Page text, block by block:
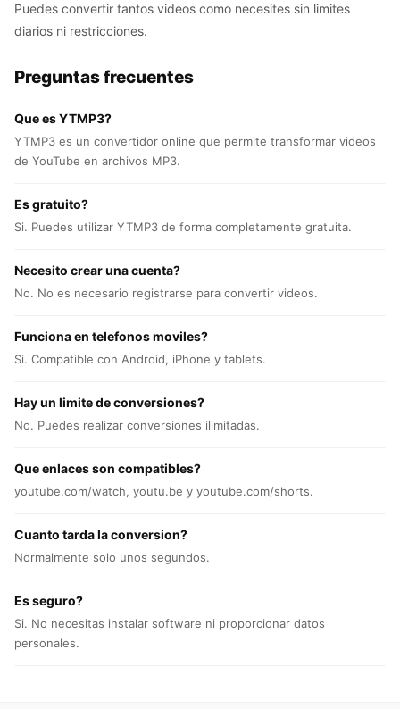
Puedes convertir tantos videos como necesites sin limites
diarios ni restricciones.
Preguntas frecuentes
Que es YTMP3?
YTMP3 es un convertidor online que permite transformar videos
de YouTube en archivos MP3.
Es gratuito?
Si. Puedes utilizar YTMP3 de forma completamente gratuita.
Necesito crear una cuenta?
No. No es necesario registrarse para convertir videos.
Funciona en telefonos moviles?
Si. Compatible con Android, iPhone y tablets.
Hay un limite de conversiones?
No. Puedes realizar conversiones ilimitadas.
Que enlaces son compatibles?
youtube.com/watch, youtu.be y youtube.com/shorts.
Cuanto tarda la conversion?
Normalmente solo unos segundos.
Es seguro?
Si. No necesitas instalar software ni proporcionar datos
personales.